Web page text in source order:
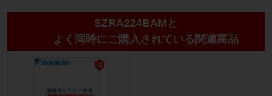
SZRA224BAMと
よく同時にご購入されている関連商品